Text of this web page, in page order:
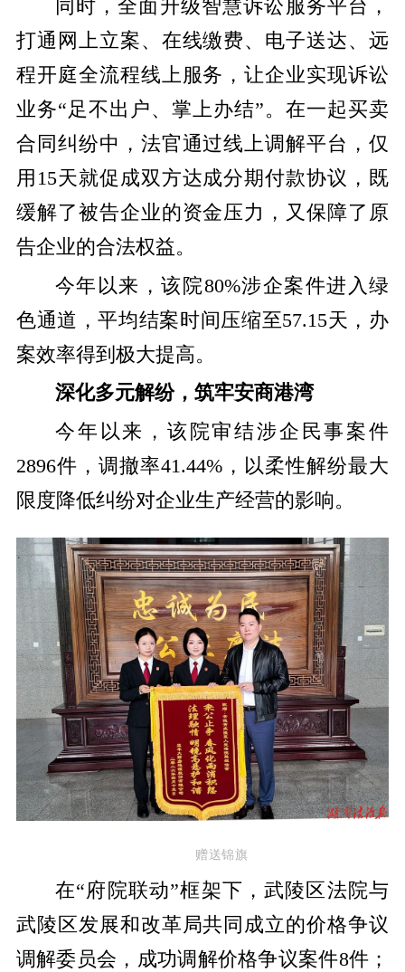
同时，全面升级智慧诉讼服务平台，
打通网上立案、在线缴费、电子送达、远
程开庭全流程线上服务，让企业实现诉讼
业务“足不出户、掌上办结”。在一起买卖
合同纠纷中，法官通过线上调解平台，仅
用15天就促成双方达成分期付款协议，既
缓解了被告企业的资金压力，又保障了原
告企业的合法权益。
今年以来，该院80%涉企案件进入绿
色通道，平均结案时间压缩至57.15天，办
案效率得到极大提高。
深化多元解纷，筑牢安商港湾
今年以来，该院审结涉企民事案件
2896件，调撤率41.44%，以柔性解纷最大
限度降低纠纷对企业生产经营的影响。
赠送锦旗
在“府院联动”框架下，武陵区法院与
武陵区发展和改革局共同成立的价格争议
调解委员会，成功调解价格争议案件8件；